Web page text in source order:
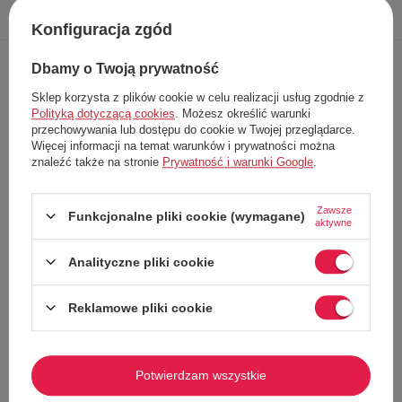
produktu
dane
Sukienka Desigual Vilafranca to esencja charakterystycznego stylu
marki – połączenie klasycznego fasonu koszulowego z artystyczną
eksplozją kolorów i wzorów. Model ten zachwyca swobodną elegancją i
doskonale sprawdzi się u kobiet, które lubią wyraziste, niebanalne
stylizacje.
Fason szmizjerki– sukienka koszulowa z kołnierzykiem, zapinana
– elegancka forma zakończona szeroką, efektowną
falbaną.
Wielokolorowy wzór – energetyczna mieszanka kraty i
Rękawy do łokcia
– klasycznie wykończone mankietami.
– subtelnie modeluje sylwetkę, zapewniając komfort
Desigual Vilafranca to wyjątkowa sukienka midi, która łączy koszulową
klasykę z artystyczną swobodą i kolorem.
Konfiguracja zgód
Dbamy o Twoją prywatność
Sklep korzysta z plików cookie w celu realizacji usług zgodnie z
Polityką dotyczącą cookies . Możesz określić warunki
przechowywania lub dostępu do cookie w Twojej przeglądarce.
Więcej informacji na temat warunków i prywatności można
znaleźć także na stronie Prywatność i warunki Google
Funkcjonalne pliki cookie (wymagane)
Zawsze
aktywne
Analityczne pliki cookie
Reklamowe pliki cookie
Potwierdzam wszystkie